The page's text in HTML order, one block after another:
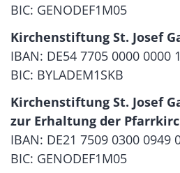
BIC: GENODEF1M05
Kirchenstiftung St. Josef
IBAN: DE54 7705 0000 0000
BIC: BYLADEM1SKB
Kirchenstiftung St. Josef
zur Erhaltung der
IBAN: DE21 7509 0300 0949
BIC: GENODEF1M05